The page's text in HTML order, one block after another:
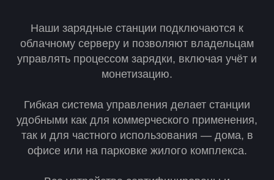
Наши зарядные станции подключаются к
облачному серверу и позволяют владельцам
управлять процессом зарядки, включая учёт и
монетизацию.
Гибкая система управления делает станции
удобными как для коммерческого применения,
так и для частного использования — дома, в
офисе или на парковке жилого комплекса.